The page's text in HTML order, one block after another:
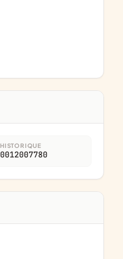
HISTORIQUE
0012007780